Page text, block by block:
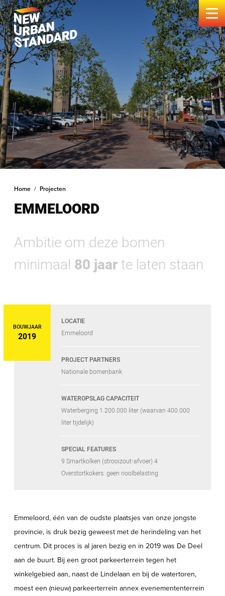
Home Projecten
Huidige pagina: Emmeloord
EMMELOORD
Ambitie om deze bomen
minimaal 80 jaarte laten staan
BOUWJAAR
2019
LOCATIE
Emmeloord
PROJECT PARTNERS
Nationale bomenbank
WATEROPSLAG CAPACITEIT
Waterberging 1.200.000 liter (waarvan 400.000
liter tijdelijk)
SPECIAL FEATURES
9 Smartkolken (strooizout-afvoer) 4
Overstortkokers: geen rioolbelasting
Emmeloord, één van de oudste plaatsjes van onze jongste
provincie, is druk bezig geweest met de herindeling van het
centrum. Dit proces is al jaren bezig en in 2019 was De Deel
aan de buurt. Bij een groot parkeerterrein tegen het
winkelgebied aan, naast de Lindelaan en bij de watertoren,
moest een (nieuw) parkeerterrein annex evenemententerrein